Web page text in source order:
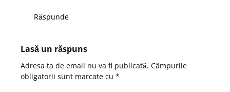
Răspunde
Lasă un răspuns
Adresa ta de email nu va fi publicată. Câmpurile
obligatorii sunt marcate cu *